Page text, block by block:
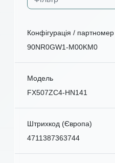
Конфігурація / партномер
90NR0GW1-M00KM0
Модель
FX507ZC4-HN141
Штрихкод (Європа)
4711387363744